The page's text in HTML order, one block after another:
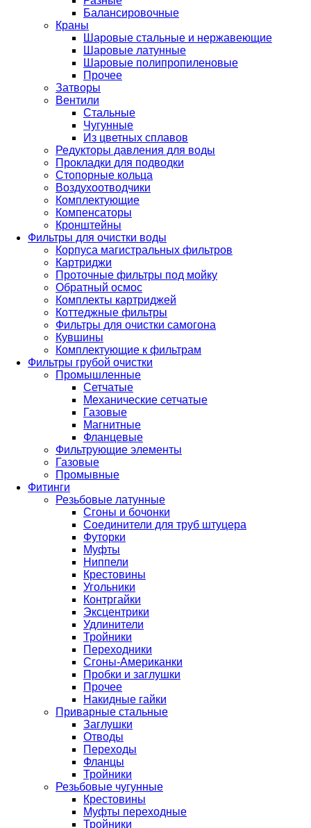
Балансировочные
Краны
Шаровые стальные и нержавеющие
Шаровые латунные
Шаровые полипропиленовые
Прочее
Затворы
Вентили
Стальные
Чугунные
Из цветных сплавов
Редукторы давления для воды
Прокладки для подводки
Стопорные кольца
Воздухоотводчики
Комплектующие
Компенсаторы
Кронштейны
Фильтры для очистки воды
Корпуса магистральных фильтров
Картриджи
Проточные фильтры под мойку
Обратный осмос
Комплекты картриджей
Коттеджные фильтры
Фильтры для очистки самогона
Кувшины
Комплектующие к фильтрам
Фильтры грубой очистки
Промышленные
Сетчатые
Механические сетчатые
Газовые
Магнитные
Фланцевые
Фильтрующие элементы
Газовые
Промывные
Фитинги
Резьбовые латунные
Сгоны и бочонки
Соединители для труб штуцера
Футорки
Муфты
Ниппели
Крестовины
Угольники
Контргайки
Эксцентрики
Удлинители
Тройники
Переходники
Сгоны-Американки
Пробки и заглушки
Прочее
Накидные гайки
Приварные стальные
Заглушки
Отводы
Переходы
Фланцы
Тройники
Резьбовые чугунные
Крестовины
Муфты переходные
Тройники